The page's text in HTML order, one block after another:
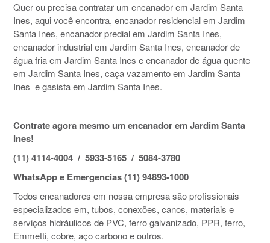
Quer ou precisa contratar um encanador em Jardim Santa
Ines, aqui você encontra, encanador residencial em Jardim
Santa Ines, encanador predial em Jardim Santa Ines,
encanador industrial em Jardim Santa Ines, encanador de
água fria em Jardim Santa Ines e encanador de água quente
em Jardim Santa Ines, caça vazamento em Jardim Santa
Ines e gasista em Jardim Santa Ines.
Contrate agora mesmo um encanador em Jardim Santa
Ines!
(11) 4114-4004 / 5933-5165 / 5084-3780
WhatsApp e Emergencias (11) 94893-1000
Todos encanadores em nossa empresa são profissionais
especializados em, tubos, conexões, canos, materiais e
serviços hidráulicos de PVC, ferro galvanizado, PPR, ferro,
Emmetti, cobre, aço carbono e outros.